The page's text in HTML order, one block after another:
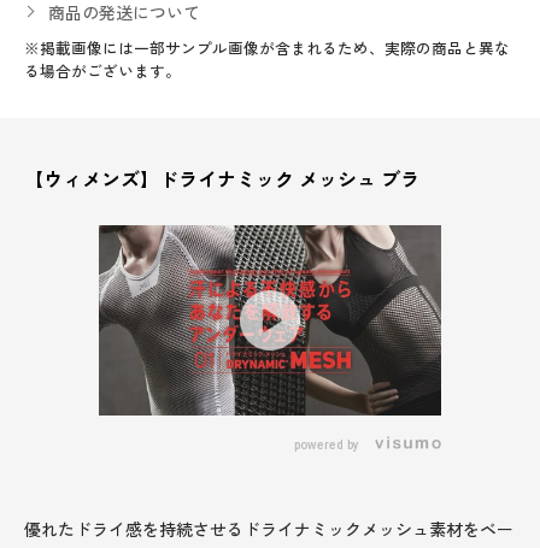
商品の発送について
※掲載画像には一部サンプル画像が含まれるため、実際の商品と異な
る場合がございます。
【ウィメンズ】ドライナミック メッシュ ブラ
powered by
優れたドライ感を持続させるドライナミックメッシュ素材をベー